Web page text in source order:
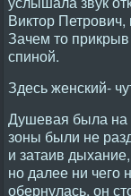
Виктор
Зачем то
спиной.
Здесь женский-
Душевая была на
зоны были не
и затаив
но далее ни чего
обернулась, он